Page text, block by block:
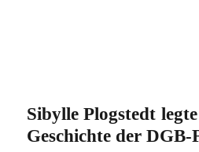
Sibylle Plogstedt
Geschichte der